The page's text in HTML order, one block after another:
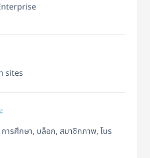
sites
ารศึกษา, บล็อก, สมาชิกภาพ, โบร